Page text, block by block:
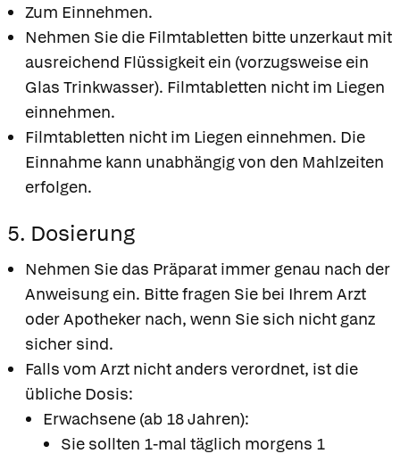
Zum Einnehmen.
Nehmen Sie die Filmtabletten bitte unzerkaut mit
ausreichend Flüssigkeit ein (vorzugsweise ein
Glas Trinkwasser). Filmtabletten nicht im Liegen
einnehmen.
Filmtabletten nicht im Liegen einnehmen. Die
Einnahme kann unabhängig von den Mahlzeiten
erfolgen.
5. Dosierung
Nehmen Sie das Präparat immer genau nach der
Anweisung ein. Bitte fragen Sie bei Ihrem Arzt
oder Apotheker nach, wenn Sie sich nicht ganz
sicher sind.
Falls vom Arzt nicht anders verordnet, ist die
übliche Dosis:
Erwachsene (ab 18 Jahren):
Sie sollten 1-mal täglich morgens 1